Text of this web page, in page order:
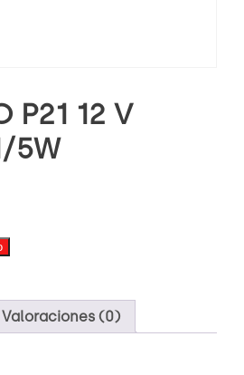
P21 12 V
5W
Valoraciones (0)